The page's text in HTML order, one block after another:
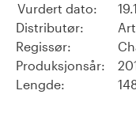
Vurdert dato:
Distributør:
Regissør:
Produksjonsår:
Lengde: